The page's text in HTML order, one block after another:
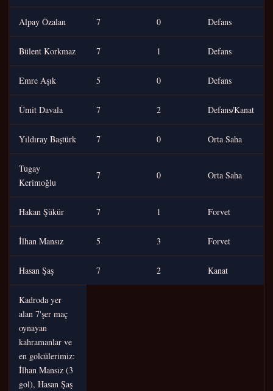
Alpay Özalan 7 0 Defans
Bülent Korkmaz 7 1 Defans
Emre Aşık 5 0 Defans
Ümit Davala 7 2 Defans/Kanat
Yıldıray Baştürk 7 0 Orta Saha
Tugay
Kerimoğlu
7 0 Orta Saha
Hakan Şükür 7 1 Forvet
İlhan Mansız 5 3 Forvet
Hasan Şaş 7 2 Kanat
Kadroda yer
alan 7'şer maç
oynayan
kahramanlar ve
en golcülerimiz:
İlhan Mansız (3
gol), Hasan Şaş